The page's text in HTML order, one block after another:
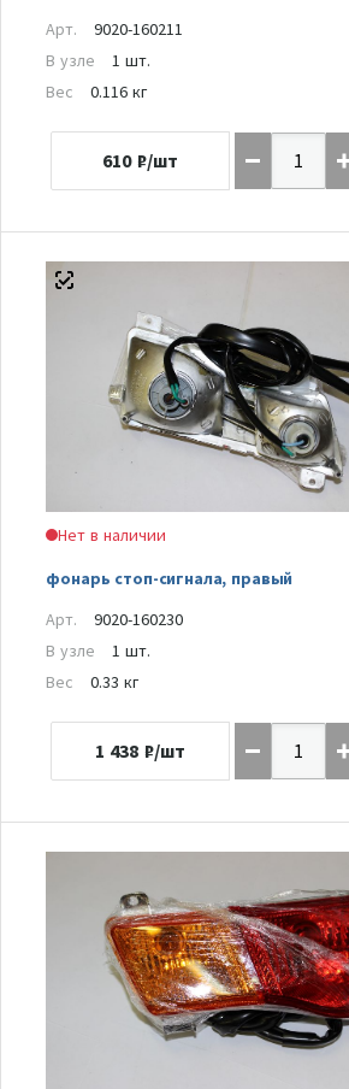
Арт.
9020-160211
В узле
1 шт.
Вес
0.116 кг
610 ₽/шт
Нет в наличии
фонарь стоп-сигнала, правый
Арт.
9020-160230
В узле
1 шт.
Вес
0.33 кг
1 438 ₽/шт